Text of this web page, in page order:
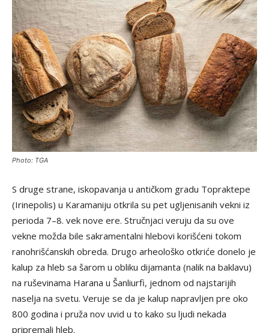
Photo: TGA
S druge strane, iskopavanja u antičkom gradu Topraktepe
(Irinepolis) u Karamaniju otkrila su pet ugljenisanih vekni iz
perioda 7–8. vek nove ere. Stručnjaci veruju da su ove
vekne možda bile sakramentalni hlebovi korišćeni tokom
ranohrišćanskih obreda. Drugo arheološko otkriće donelo je
kalup za hleb sa šarom u obliku dijamanta (nalik na baklavu)
na ruševinama Harana u Šanliurfi, jednom od najstarijih
naselja na svetu. Veruje se da je kalup napravljen pre oko
800 godina i pruža nov uvid u to kako su ljudi nekada
pripremali hleb.